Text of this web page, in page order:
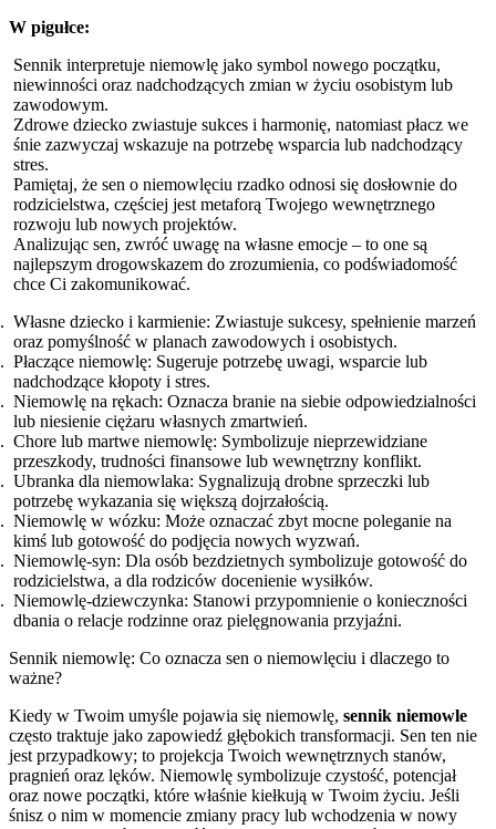
W pigułce:
Sennik interpretuje niemowlę jako symbol nowego początku,
niewinności oraz nadchodzących zmian w życiu osobistym lub
zawodowym.
Zdrowe dziecko zwiastuje sukces i harmonię, natomiast płacz we
śnie zazwyczaj wskazuje na potrzebę wsparcia lub nadchodzący
stres.
Pamiętaj, że sen o niemowlęciu rzadko odnosi się dosłownie do
rodzicielstwa, częściej jest metaforą Twojego wewnętrznego
rozwoju lub nowych projektów.
Analizując sen, zwróć uwagę na własne emocje – to one są
najlepszym drogowskazem do zrozumienia, co podświadomość
chce Ci zakomunikować.
Własne dziecko i karmienie: Zwiastuje sukcesy, spełnienie marzeń
oraz pomyślność w planach zawodowych i osobistych.
Płaczące niemowlę: Sugeruje potrzebę uwagi, wsparcie lub
nadchodzące kłopoty i stres.
Niemowlę na rękach: Oznacza branie na siebie odpowiedzialności
lub niesienie ciężaru własnych zmartwień.
Chore lub martwe niemowlę: Symbolizuje nieprzewidziane
przeszkody, trudności finansowe lub wewnętrzny konflikt.
Ubranka dla niemowlaka: Sygnalizują drobne sprzeczki lub
potrzebę wykazania się większą dojrzałością.
Niemowlę w wózku: Może oznaczać zbyt mocne poleganie na
kimś lub gotowość do podjęcia nowych wyzwań.
Niemowlę-syn: Dla osób bezdzietnych symbolizuje gotowość do
rodzicielstwa, a dla rodziców docenienie wysiłków.
Niemowlę-dziewczynka: Stanowi przypomnienie o konieczności
dbania o relacje rodzinne oraz pielęgnowania przyjaźni.
Sennik niemowlę: Co oznacza sen o niemowlęciu i dlaczego to
ważne?
Kiedy w Twoim umyśle pojawia się niemowlę, sennik niemowle
często traktuje jako zapowiedź głębokich transformacji. Sen ten nie
jest przypadkowy; to projekcja Twoich wewnętrznych stanów,
pragnień oraz lęków. Niemowlę symbolizuje czystość, potencjał
oraz nowe początki, które właśnie kiełkują w Twoim życiu. Jeśli
śnisz o nim w momencie zmiany pracy lub wchodzenia w nowy